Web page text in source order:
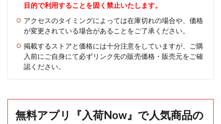
目的で利用することを固く禁止いたします。
アクセスのタイミングによっては在庫切れの場合や、価格
が変更されている場合があることをご了承ください。
掲載するストアと価格には十分注意をしていますが、ご購
入前にご自身にて必ずリンク先の販売価格・販売元をご確
認ください。
無料アプリ『入荷Now』で人気商品の